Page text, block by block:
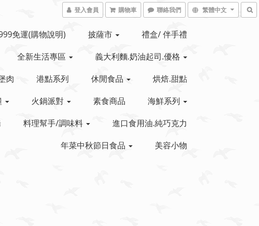
登入會員 購物車 聯絡我們 繁體中文
免運(購物說明) 披薩市
禮盒/ 伴手禮
全新生活專區
義大利麵.奶油起司.優格
肉 港點系列 休閒食品
烘焙.甜點
火鍋派對 素食商品
海鮮系列
料理幫手/調味料
進口食用油.純巧克力
年菜中秋節日食品
美容小物